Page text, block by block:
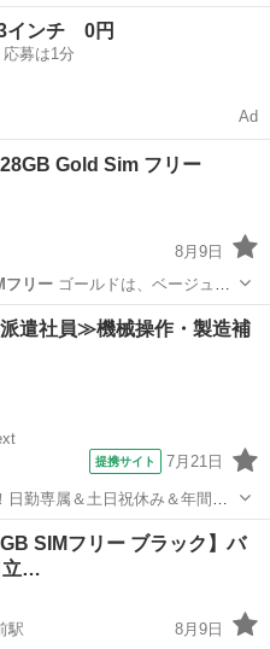
その他 iPhonese
インチ 0円
募は1分
Ad
Gold Sim フリー
8月9日
フリーゴールドは、ベージュに
す。 ご覧いただき、
商品 ■ iPhone 12Pro 128...
遣社員≫機械操作・製造補
提携サイト 7月21日
日勤専属＆土日祝休み＆年間休
カー通勤OK＆無料駐車場あり
茨城県常陸大宮市》 人気の
SIMフリー ブラック】バ
立…
駅
8月9日